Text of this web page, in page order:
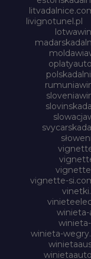
livignotunel.pl
vignette-
winieta-
winieta-